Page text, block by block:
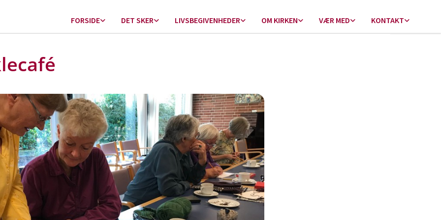
FORSIDE DET SKER LIVSBEGIVENHEDER OM KIRKEN VÆR MED KONTAKT